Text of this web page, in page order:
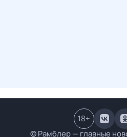
© Рамблер — главные
18+